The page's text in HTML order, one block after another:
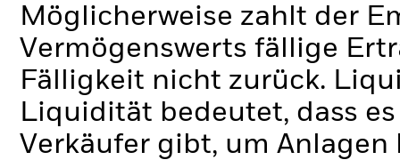
Möglicherweise zahlt der
Vermögenswerts fällige
Fälligkeit nicht zurück.
Liquidität bedeutet, dass
Verkäufer gibt, um